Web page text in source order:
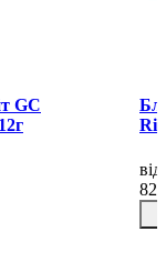
GC
від
82₴